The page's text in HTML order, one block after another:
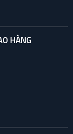
HÀNG